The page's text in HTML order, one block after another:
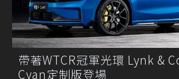
帶著WTCR冠軍光環 Lynk &
Cyan定制版登場